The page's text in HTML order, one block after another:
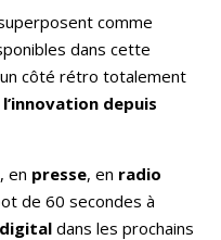
comme
dans cette
côté rétro totalement
l’innovation depuis
, en presse, en radio
de 60 secondes à
digital dans les prochains